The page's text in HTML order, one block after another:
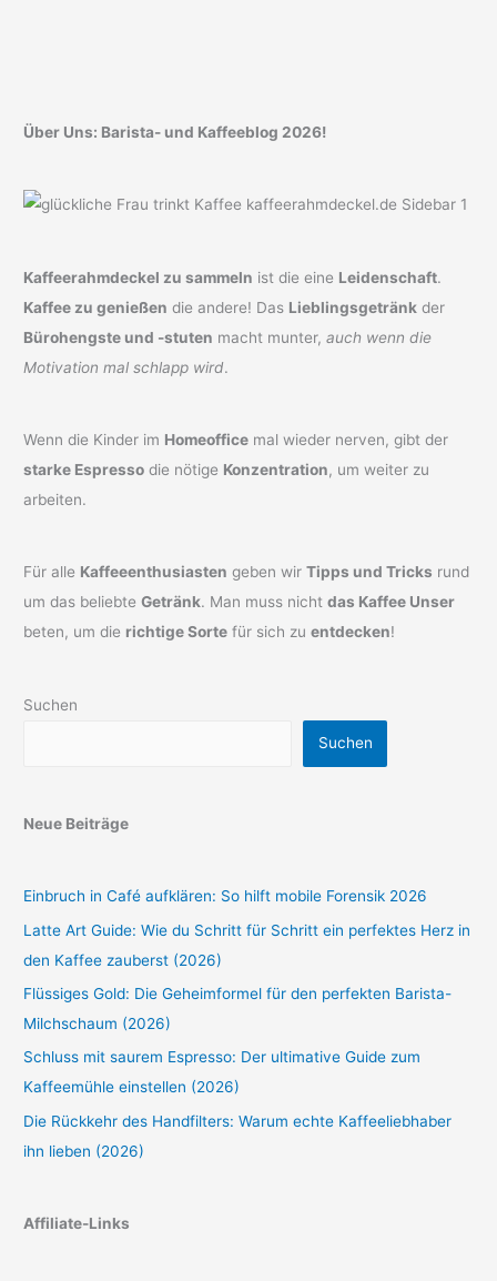
Über Uns: Barista- und Kaffeeblog 2026!
Kaffeerahmdeckel zu sammeln ist die eine Leidenschaft.
Kaffee zu genießen die andere! Das Lieblingsgetränk der
Bürohengste und -stuten macht munter,auch wenn die
Motivation mal schlapp wird.
Wenn die Kinder im Homeoffice mal wieder nerven, gibt der
starke Espresso die nötige Konzentration, um weiter zu
arbeiten.
Für alle Kaffeeenthusiasten geben wirTipps und Tricks rund
um das beliebteGetränk. Man muss nichtdas Kaffee Unser
beten, um die richtige Sorte für sich zuentdecken!
Suchen
Suchen
Neue Beiträge
Einbruch in Café aufklären: So hilft mobile Forensik 2026
Latte Art Guide: Wie du Schritt für Schritt ein perfektes Herz in
den Kaffee zauberst (2026)
Flüssiges Gold: Die Geheimformel für den perfekten Barista-
Milchschaum (2026)
Schluss mit saurem Espresso: Der ultimative Guide zum
Kaffeemühle einstellen (2026)
Die Rückkehr des Handfilters: Warum echte Kaffeeliebhaber
ihn lieben (2026)
Affiliate-Links